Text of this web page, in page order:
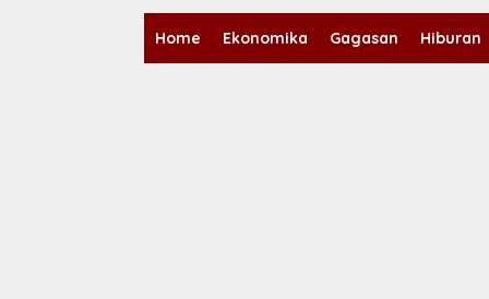
Home Ekonomika Gagasan Hiburan